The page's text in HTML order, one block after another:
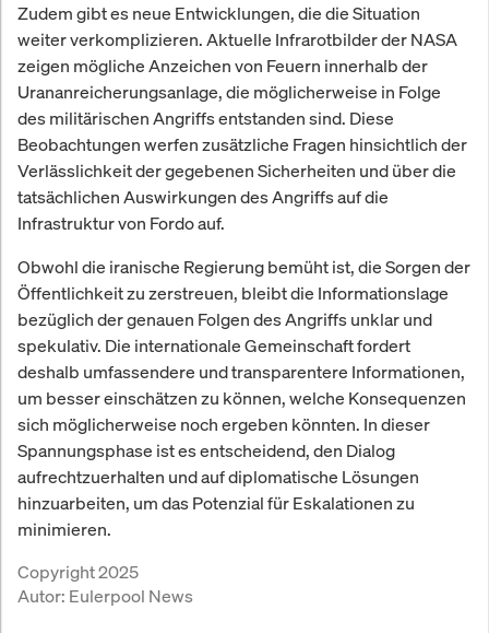
Zudem gibt es neue Entwicklungen, die die Situation
weiter verkomplizieren. Aktuelle Infrarotbilder der NASA
zeigen mögliche Anzeichen von Feuern innerhalb der
Urananreicherungsanlage, die möglicherweise in Folge
des militärischen Angriffs entstanden sind. Diese
Beobachtungen werfen zusätzliche Fragen hinsichtlich der
Verlässlichkeit der gegebenen Sicherheiten und über die
tatsächlichen Auswirkungen des Angriffs auf die
Infrastruktur von Fordo auf.
Obwohl die iranische Regierung bemüht ist, die Sorgen der
Öffentlichkeit zu zerstreuen, bleibt die Informationslage
bezüglich der genauen Folgen des Angriffs unklar und
spekulativ. Die internationale Gemeinschaft fordert
deshalb umfassendere und transparentere Informationen,
um besser einschätzen zu können, welche Konsequenzen
sich möglicherweise noch ergeben könnten. In dieser
Spannungsphase ist es entscheidend, den Dialog
aufrechtzuerhalten und auf diplomatische Lösungen
hinzuarbeiten, um das Potenzial für Eskalationen zu
minimieren.
Copyright 2025
Autor: Eulerpool News